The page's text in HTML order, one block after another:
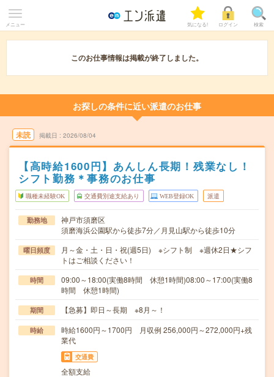
メニュー 気になる! ログイン 検索
このお仕事情報は掲載が終了しました。
お探しの条件に近い派遣のお仕事
未読 掲載日 2026/08/04
【高時給1600円】あんしん長期！残業なし！
シフト勤務＊事務のお仕事
職種未経験OK 交通費別途支給あり WEB登録OK 派遣
勤務地
神戸市須磨区
須磨海浜公園駅から徒歩7分／月見山駅から徒歩10分
曜日頻度
月～金・土・日・祝(週5日) ※シフト制 ※週休2日★シフ
トはご相談ください！
時間
09:00～18:00(実働8時間 休憩1時間)08:00～17:00(実働8
時間 休憩1時間)
期間 【急募】即日～長期 ※8月～！
時給
時給1600円～1700円 月収例 256,000円～272,000円+残
業代
交通費
全額支給